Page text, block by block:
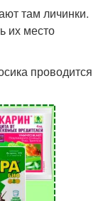
там личинки.
их место
проводится